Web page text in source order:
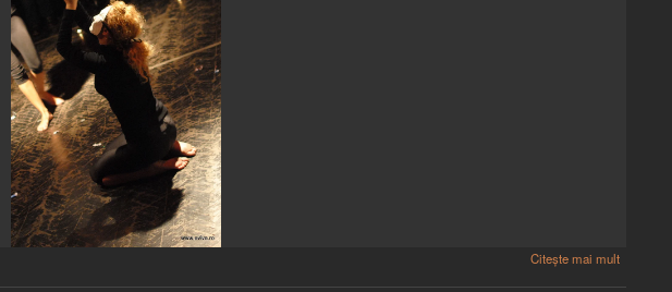
Citește mai mult